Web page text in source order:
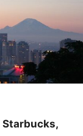
Starbucks,